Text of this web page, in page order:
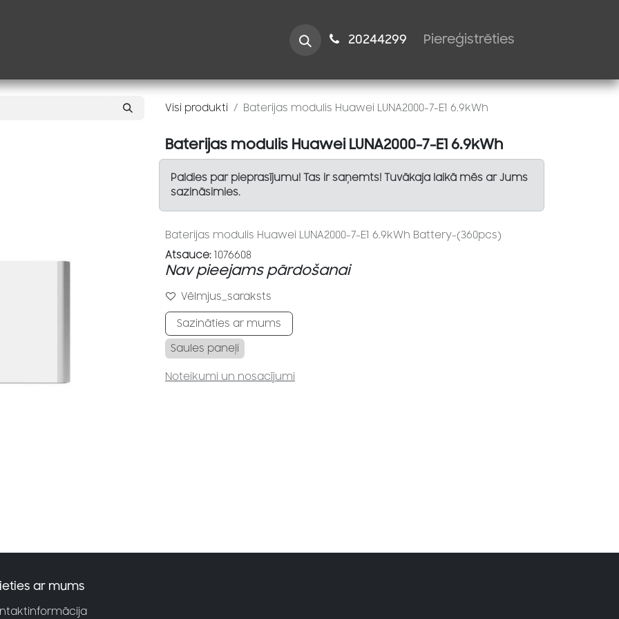
Speciālistiem 2024​​4299 Piereģistrēties
Visi produkti Baterijas modulis Huawei LUNA2000-7-E1 6.9kWh
Baterijas modulis Huawei LUNA2000-7-E1 6.9kWh
Paldies par pieprasījumu! Tas ir saņemts! Tuvākaja laikā mēs ar Jums
sazināsimies.
Baterijas modulis Huawei LUNA2000-7-E1 6.9kWh Battery-(360pcs)
Atsauce: 1076608
Nav pieejams pārdošanai
Vēlmjus_saraksts
Sazināties ar mums
Saules paneļi
Noteikumi un nosacījumi
ar mums